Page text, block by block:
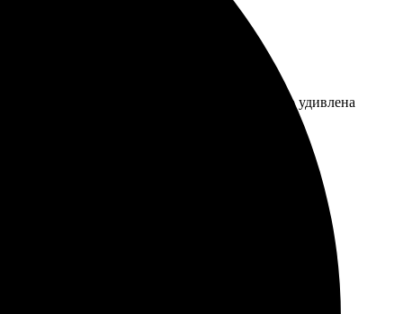
а значки отличного качества! Приятно удивлена
рекомендую!